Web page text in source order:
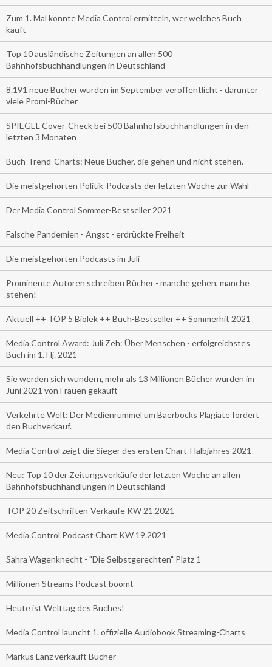
Zum 1. Mal konnte Media Control ermitteln, wer welches Buch
kauft
Top 10 ausländische Zeitungen an allen 500
Bahnhofsbuchhandlungen in Deutschland
8.191 neue Bücher wurden im September veröffentlicht - darunter
viele Promi-Bücher
SPIEGEL Cover-Check bei 500 Bahnhofsbuchhandlungen in den
letzten 3 Monaten
Buch-Trend-Charts: Neue Bücher, die gehen und nicht stehen.
Die meistgehörten Politik-Podcasts der letzten Woche zur Wahl
Der Media Control Sommer-Bestseller 2021
Falsche Pandemien - Angst - erdrückte Freiheit
Die meistgehörten Podcasts im Juli
Prominente Autoren schreiben Bücher - manche gehen, manche
stehen!
Aktuell ++ TOP 5 Biolek ++ Buch-Bestseller ++ Sommerhit 2021
Media Control Award: Juli Zeh: Über Menschen - erfolgreichstes
Buch im 1. Hj. 2021
Sie werden sich wundern, mehr als 13 Millionen Bücher wurden im
Juni 2021 von Frauen gekauft
Verkehrte Welt: Der Medienrummel um Baerbocks Plagiate fördert
den Buchverkauf.
Media Control zeigt die Sieger des ersten Chart-Halbjahres 2021
Neu: Top 10 der Zeitungsverkäufe der letzten Woche an allen
Bahnhofsbuchhandlungen in Deutschland
TOP 20 Zeitschriften-Verkäufe KW 21.2021
Media Control Podcast Chart KW 19.2021
Sahra Wagenknecht - "Die Selbstgerechten" Platz 1
Millionen Streams Podcast boomt
Heute ist Welttag des Buches!
Media Control launcht 1. offizielle Audiobook Streaming-Charts
Markus Lanz verkauft Bücher